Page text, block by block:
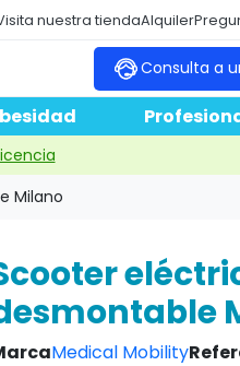
nuestra tiendaAlquiler
Consulta a
Milano
Medical Mobility